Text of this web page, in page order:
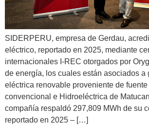
SIDERPERU, empresa de Gerdau,
eléctrico, reportado en 2025, mediante
internacionales I-REC otorgados por
de energía, los cuales están asociados a
eléctrica renovable proveniente de
convencional e Hidroeléctrica de
compañía respaldó 297,809 MWh de su
reportado en 2025 – […]